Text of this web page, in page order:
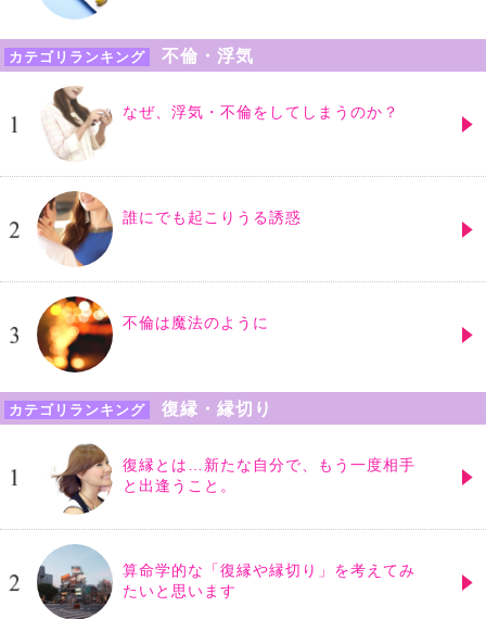
カテゴリランキング 不倫・浮気
なぜ、浮気・不倫をしてしまうのか？
誰にでも起こりうる誘惑
不倫は魔法のように
カテゴリランキング 復縁・縁切り
復縁とは…新たな自分で、もう一度相手
と出逢うこと。
算命学的な「復縁や縁切り」を考えてみ
たいと思います